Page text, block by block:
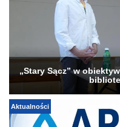
„Stary Sącz” w
Aktualności